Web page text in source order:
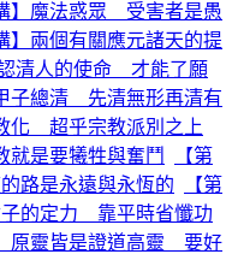
】魔法惑眾 受害者是愚
】兩個有關應元諸天的提
認清人的使命 才能了願
子總清 先清無形再清有
化 超乎宗教派別之上
就是要犧牲與奮鬥
【第
路是永遠與永恆的
【第
子的定力 靠平時省懺功
原靈皆是證道高靈 要好